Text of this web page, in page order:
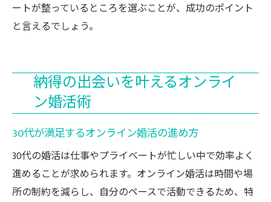
ートが整っているところを選ぶことが、成功のポイント
と言えるでしょう。
納得の出会いを叶えるオンライ
ン婚活術
30代が満足するオンライン婚活の進め方
30代の婚活は仕事やプライベートが忙しい中で効率よく
進めることが求められます。オンライン婚活は時間や場
所の制約を減らし、自分のペースで活動できるため、特